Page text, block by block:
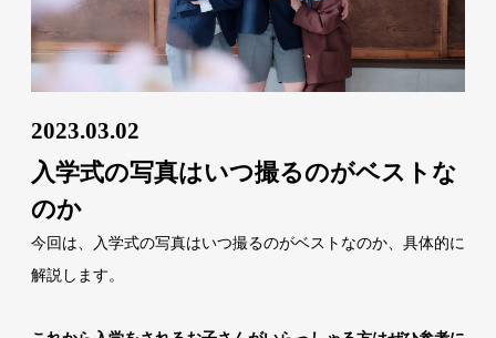
2023.03.02
入学式の写真はいつ撮るのがベストな
のか
今回は、入学式の写真はいつ撮るのがベストなのか、具体的に
解説します。